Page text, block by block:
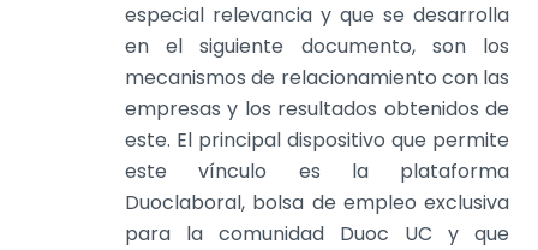
especial relevancia y que se desarrolla
en el siguiente documento, son los
mecanismos de relacionamiento con las
empresas y los resultados obtenidos de
este. El principal dispositivo que permite
este vínculo es la plataforma
Duoclaboral, bolsa de empleo exclusiva
para la comunidad Duoc UC y que